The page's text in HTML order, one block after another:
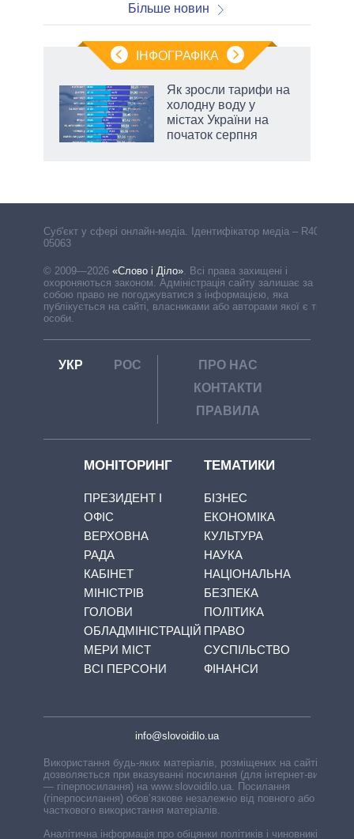
Більше новин
ІНФОГРАФІКА
Як зросли тарифи на
холодну воду у
містах України на
початок серпня
Cуб'єкт у сфері онлайн-медіа. Ідентифікатор медіа – R40-
05063
© 2009—2026 «Слово і Діло» Всі права захищені і
охороняються законом. Адміністрація сайту залишає за
собою право не погоджуватися з інформацією, яка
публікується на сайті, власниками або авторами якої є треті
особи.
УКР РОС
ПРО НАС
КОНТАКТИ
ПРАВИЛА
МОНІТОРИНГ
ПРЕЗИДЕНТ І
ОФІС
ВЕРХОВНА
РАДА
КАБІНЕТ
МІНІСТРІВ
ГОЛОВИ
ОБЛАДМІНІСТРАЦІЙ
МЕРИ МІСТ
ВСІ ПЕРСОНИ
ТЕМАТИКИ
БІЗНЕС
ЕКОНОМІКА
КУЛЬТУРА
НАУКА
НАЦІОНАЛЬНА
БЕЗПЕКА
ПОЛІТИКА
ПРАВО
СУСПІЛЬСТВО
ФІНАНСИ
info@slovoidilo.ua
Використання будь-яких матеріалів, розміщених на сайті,
дозволяється при вказуванні посилання (для інтернет-видань
— гіперпосилання) на www.slovoidilo.ua. Посилання
(гіперпосилання) обов’язкове незалежно від повного або
часткового використання матеріалів.
Аналітична інформація про обіцянки політиків і чиновників,